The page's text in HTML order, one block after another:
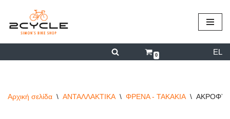
περιεχόμενο
Μεταπηδήστε
0 EL
Αρχική σελίδα \ ΑΝΤΑΛΛΑΚΤΙΚΑ \ ΦΡΕΝΑ - ΤΑΚΑΚΙΑ \